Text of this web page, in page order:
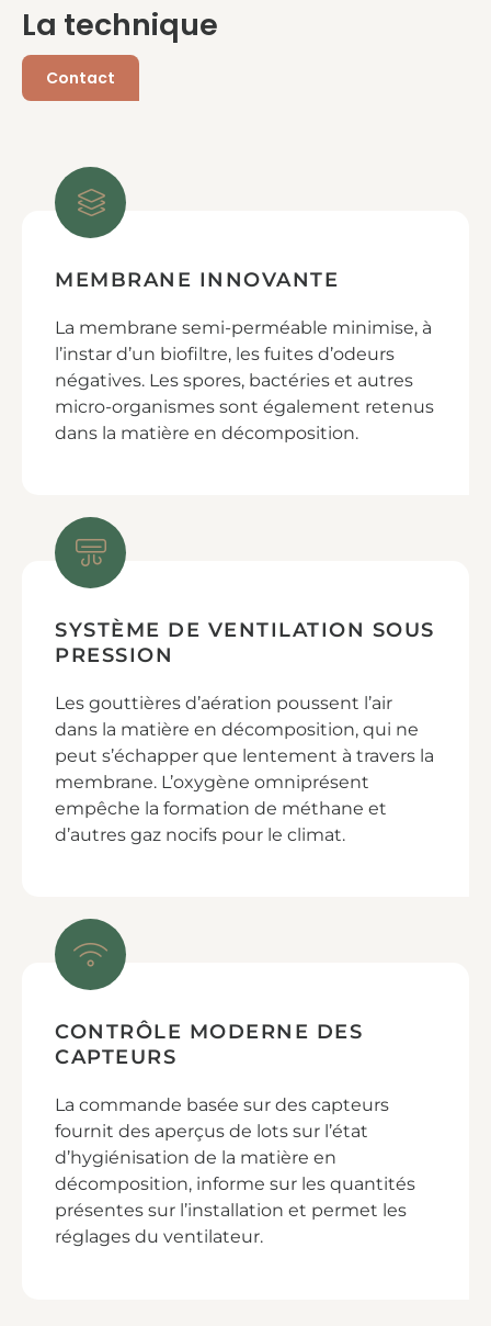
La technique
Contact
MEMBRANE INNOVANTE
La membrane semi-perméable minimise, à
l’instar d’un biofiltre, les fuites d’odeurs
négatives. Les spores, bactéries et autres
micro-organismes sont également retenus
dans la matière en décomposition.
SYSTÈME DE VENTILATION SOUS
PRESSION
Les gouttières d’aération poussent l’air
dans la matière en décomposition, qui ne
peut s’échapper que lentement à travers la
membrane. L’oxygène omniprésent
empêche la formation de méthane et
d’autres gaz nocifs pour le climat.
CONTRÔLE MODERNE DES
CAPTEURS
La commande basée sur des capteurs
fournit des aperçus de lots sur l’état
d’hygiénisation de la matière en
décomposition, informe sur les quantités
présentes sur l’installation et permet les
réglages du ventilateur.